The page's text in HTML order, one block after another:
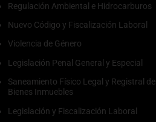
Regulación Ambiental e Hidrocarburos
Nuevo Código y Fiscalización Laboral
Violencia de Género
Legislación Penal General y Especial
Saneamiento Físico Legal y Registral de
Bienes Inmuebles
Legislación y Fiscalización Laboral